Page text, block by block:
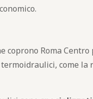
coprono Roma
come la